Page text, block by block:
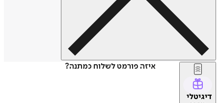
איזה פורמט לשלוח כמתנה?
דיגיטלי